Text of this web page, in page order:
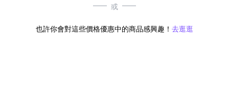
或
也許你會對這些價格優惠中的商品感興趣！ 去逛逛